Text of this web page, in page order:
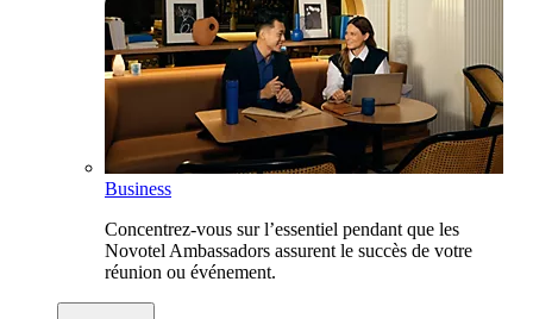
Business
Concentrez-vous sur l’essentiel pendant que les
Novotel Ambassadors assurent le succès de votre
réunion ou événement.